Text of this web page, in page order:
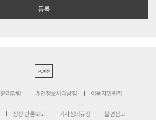
PC버전
윤리강령 개인정보처리방침 이용자위원회
정정·반론보도 기사심의규정 불편신고